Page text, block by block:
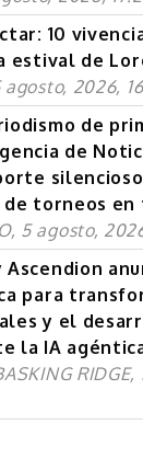
10
estival de
agosto, 2026,
de
de
torneos en
5 agosto,
para
y el
la IA